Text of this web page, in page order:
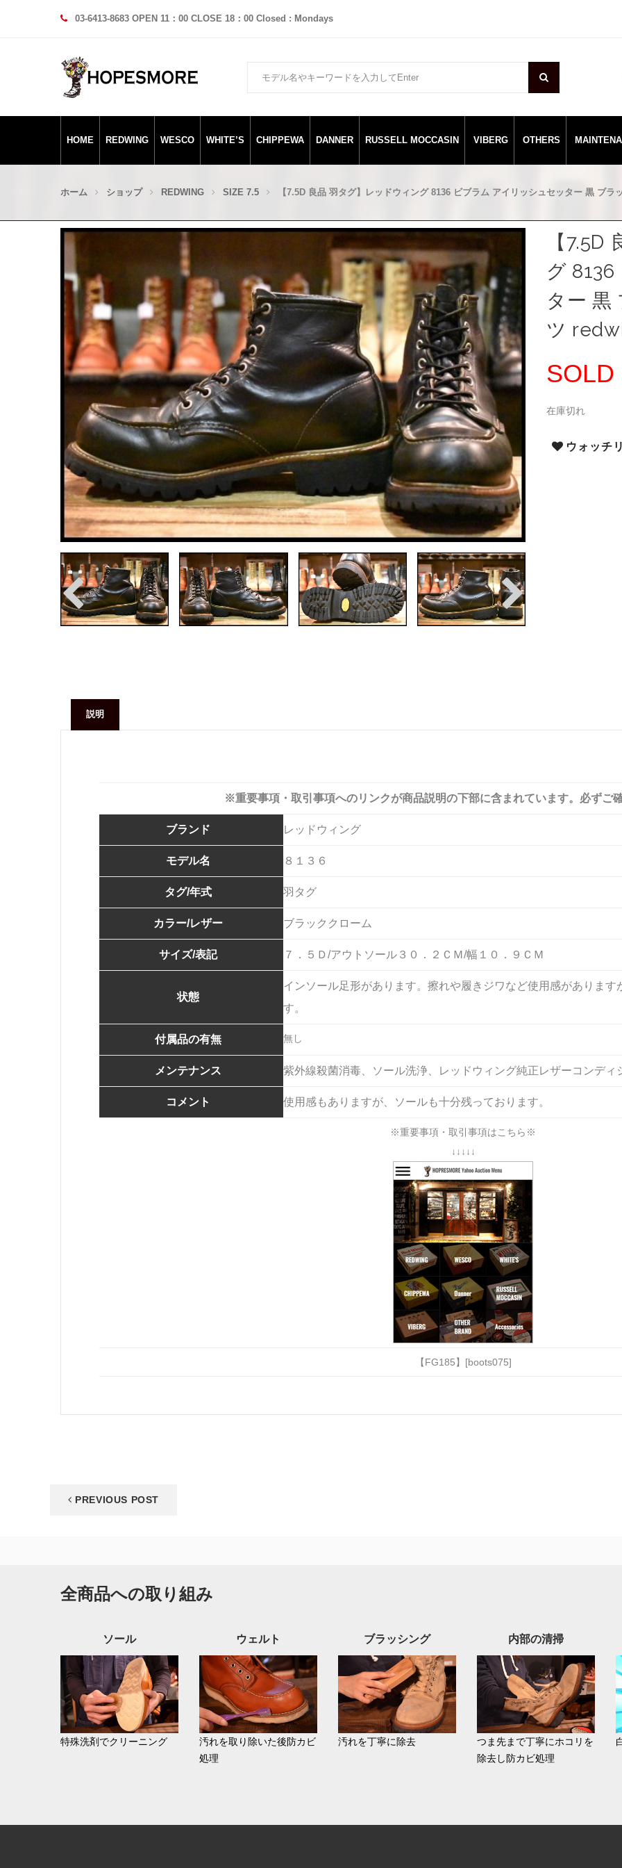
03-6413-8683 OPEN 11：00 CLOSE 18：00 Closed : Mondays
HOME REDWING WESCO WHITE’S CHIPPEWA DANNER RUSSELL MOCCASIN VIBERG OTHERS
ホーム ショップ REDWING SIZE 7.5 【7.5D 良品 羽タグ】レッドウィング 8136 ビブラム アイリッシュセッター 黒 ブ
【
グ
ター 黒
ツ
SOLD
在庫切れ
ウォッチ
説明
※重要事項・取引事項へのリンクが商品説明の下部に含まれています。必ずご
ブランド レッドウィング
モデル名 ８１３６
タグ/年式 羽タグ
カラー/レザー ブラッククローム
サイズ/表記 ７．５Ｄ/アウトソール３０．２ＣＭ/幅１０．９ＣＭ
状態
インソール足形があります。擦れや履きジワなど使用感がありま
す。
付属品の有無 無し
メンテナンス 紫外線殺菌消毒、ソール洗浄、レッドウィング純正レザーコンディ
コメント 使用感もありますが、ソールも十分残っております。
※重要事項・取引事項はこちら※
↓↓↓↓↓
【FG185】[boots075]
PREVIOUS POST
全商品への取り組み
ソール
特殊洗剤でクリーニング
ウェルト
汚れを取り除いた後防カビ
処理
ブラッシング
汚れを丁寧に除去
内部の清掃
つま先まで丁寧にホコリを
除去し防カビ処理